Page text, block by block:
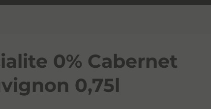
0% Cabernet
0,75l